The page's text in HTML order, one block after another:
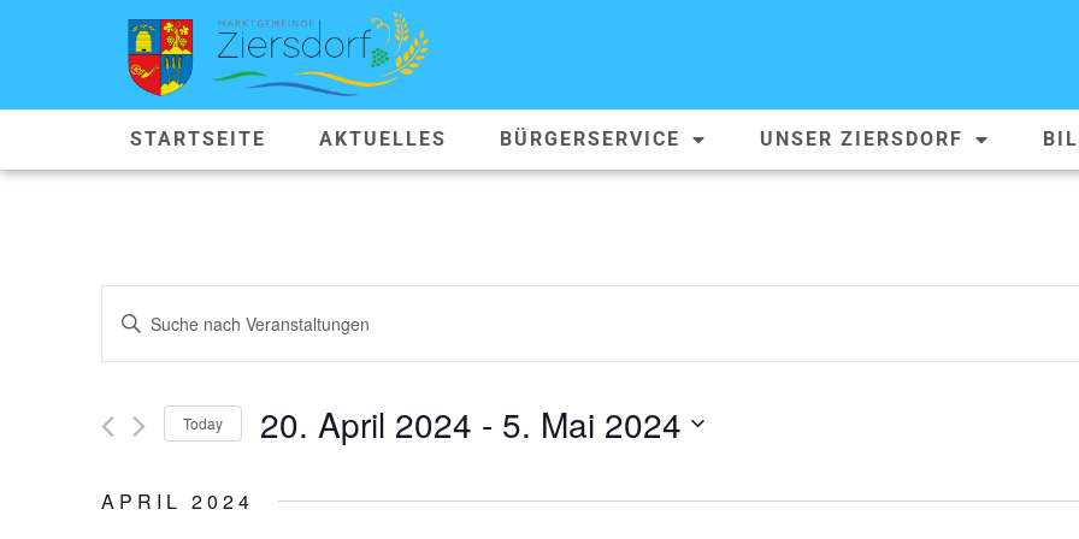
STARTSEITE AKTUELLES BÜRGERSERVICE UNSER ZIERSDORF
VERANSTALTUNGEN
SUCHE
UND
ANSICHTEN,
NAVIGATION
Geben
Sie
Schlüsselwort.
Veranstaltungen
Schlüsselwort.
Today 20. April 2024 - 5. Mai 2024
APRIL 2024